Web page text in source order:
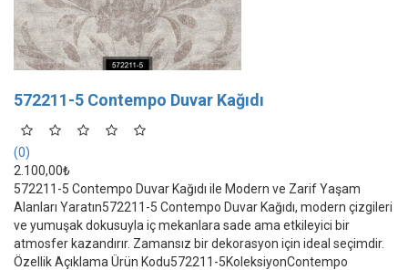
572211-5 Contempo Duvar Kağıdı
(0)
2.100,00₺
572211-5 Contempo Duvar Kağıdı ile Modern ve Zarif Yaşam
Alanları Yaratın572211-5 Contempo Duvar Kağıdı, modern çizgileri
ve yumuşak dokusuyla iç mekanlara sade ama etkileyici bir
atmosfer kazandırır. Zamansız bir dekorasyon için ideal seçimdir.
Özellik Açıklama Ürün Kodu572211-5KoleksiyonContempo